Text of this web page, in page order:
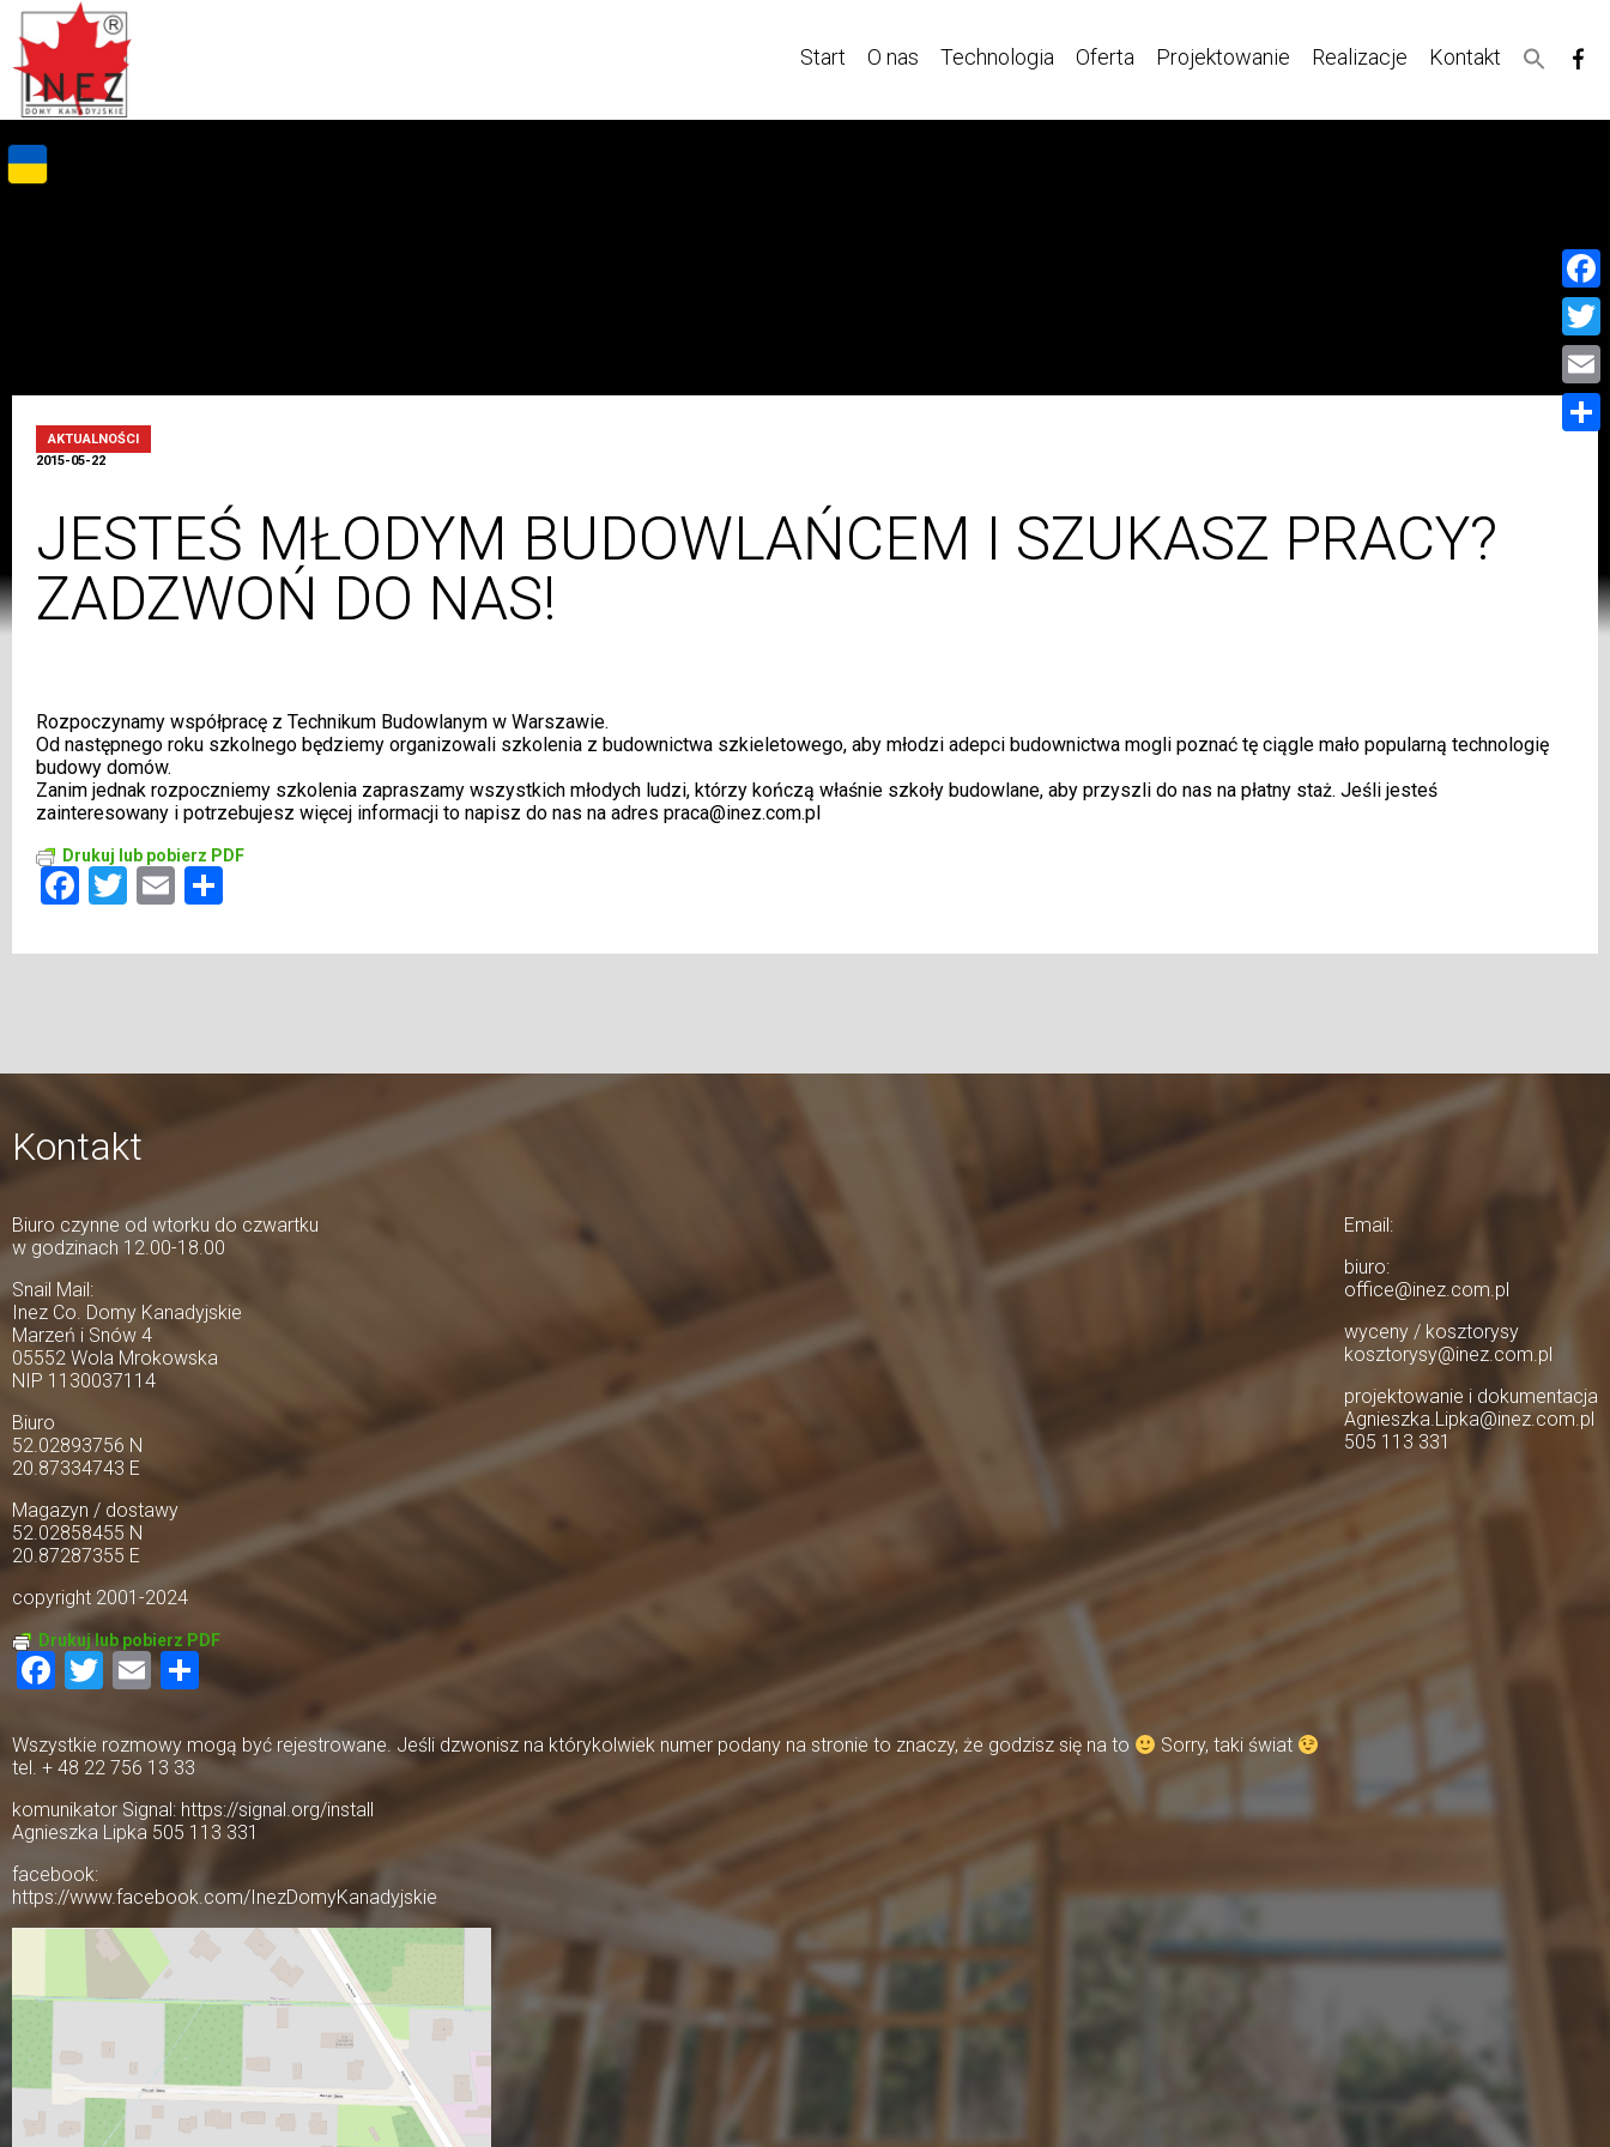
Start O nas Technologia Oferta Projektowanie Realizacje Kontakt
AKTUALNOŚCI
2015-05-22
JESTEŚ MŁODYM BUDOWLAŃCEM I SZUKASZ PRACY?
ZADZWOŃ DO NAS!
Rozpoczynamy współpracę z Technikum Budowlanym w Warszawie.
Od następnego roku szkolnego będziemy organizowali szkolenia z budownictwa szkieletowego, aby młodzi adepci budownictwa mogli poznać tę ciągle mało popularną technologię
budowy domów.
Zanim jednak rozpoczniemy szkolenia zapraszamy wszystkich młodych ludzi, którzy kończą właśnie szkoły budowlane, aby przyszli do nas na płatny staż. Jeśli jesteś
zainteresowany i potrzebujesz więcej informacji to napisz do nas na adres praca@inez.com.pl
Drukuj lub pobierz PDF
Facebook
Twitter
Email
Kontakt
Biuro czynne od wtorku do czwartku
w godzinach 12.00-18.00
Snail Mail:
Inez Co. Domy Kanadyjskie
Marzeń i Snów 4
05552 Wola Mrokowska
NIP 1130037114
Biuro
52.02893756 N
20.87334743 E
Magazyn / dostawy
52.02858455 N
20.87287355 E
copyright 2001-2024
Drukuj lub pobierz PDF
Facebook
Twitter
EmailShare
Email:
biuro:
office@inez.com.pl
wyceny / kosztorysy
kosztorysy@inez.com.pl
projektowanie i dokumentacja
Agnieszka.Lipka@inez.com.pl
505 113 331
Wszystkie rozmowy mogą być rejestrowane. Jeśli dzwonisz na którykolwiek numer podany na stronie to znaczy, że godzisz się na to
Sorry, taki świat
tel. + 48 22 756 13 33
komunikator Signal: https://signal.org/install
Agnieszka Lipka 505 113 331
facebook:
https://www.facebook.com/InezDomyKanadyjskie
Email